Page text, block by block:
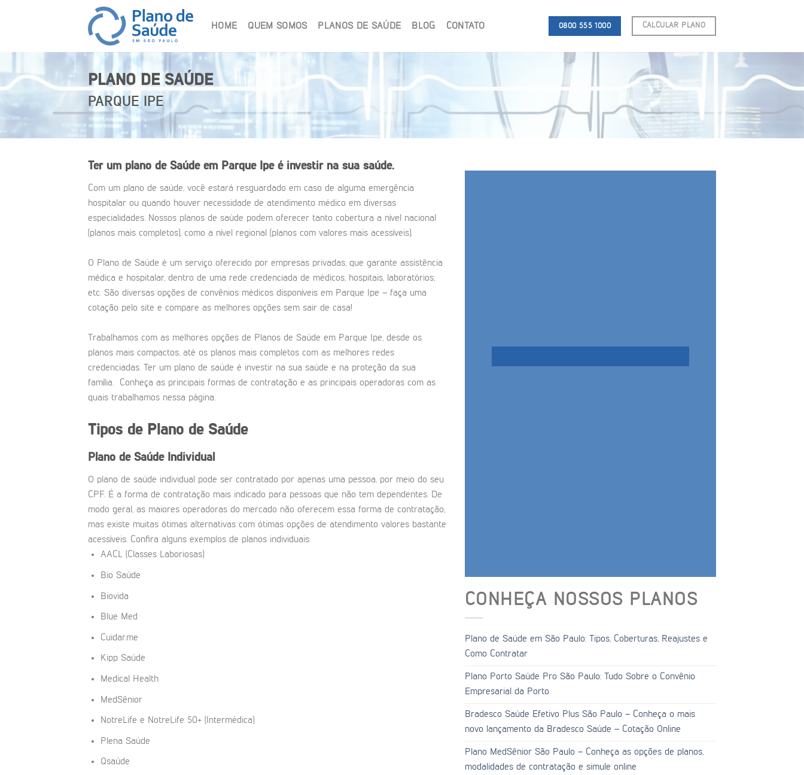
HOME QUEM SOMOS PLANOS DE SAÚDE BLOG CONTATO 0800 555 1000 CALCULAR PLANO
PLANO DE SAÚDE
PARQUE IPE
Ter um plano de Saúde em Parque Ipe é investir na sua saúde.
Com um plano de saúde, você estará resguardado em caso de alguma emergência
hospitalar ou quando houver necessidade de atendimento médico em diversas
especialidades. Nossos planos de saúde podem oferecer tanto cobertura a nível nacional
(planos mais completos), como a nível regional (planos com valores mais acessíveis).
O Plano de Saúde é um serviço oferecido por empresas privadas, que garante assistência
médica e hospitalar, dentro de uma rede credenciada de médicos, hospitais, laboratórios,
etc. São diversas opções de convênios médicos disponíveis em Parque Ipe – faça uma
cotação pelo site e compare as melhores opções sem sair de casa!
Trabalhamos com as melhores opções de Planos de Saúde em Parque Ipe, desde os
planos mais compactos, até os planos mais completos com as melhores redes
credenciadas. Ter um plano de saúde é investir na sua saúde e na proteção da sua
família. Conheça as principais formas de contratação e as principais operadoras com as
quais trabalhamos nessa página.
Tipos de Plano de Saúde
Plano de Saúde Individual
O plano de saúde individual pode ser contratado por apenas uma pessoa, por meio do seu
CPF. É a forma de contratação mais indicado para pessoas que não tem dependentes. De
modo geral, as maiores operadoras do mercado não oferecem essa forma de contratação,
mas existe muitas ótimas alternativas com ótimas opções de atendimento valores bastante
acessíveis. Confira alguns exemplos de planos individuais:
AACL (Classes Laboriosas)
Bio Saúde
Biovida
Blue Med
Cuidar.me
Kipp Saúde
Medical Health
MedSênior
NotreLife e NotreLife 50+ (Intermédica)
Plena Saúde
Qsaúde
CONHEÇA NOSSOS PLANOS
Plano de Saúde em São Paulo: Tipos, Coberturas, Reajustes e
Como Contratar
Plano Porto Saúde Pro São Paulo: Tudo Sobre o Convênio
Empresarial da Porto
Bradesco Saúde Efetivo Plus São Paulo – Conheça o mais
novo lançamento da Bradesco Saúde – Cotação Online
Plano MedSênior São Paulo – Conheça as opções de planos,
modalidades de contratação e simule online